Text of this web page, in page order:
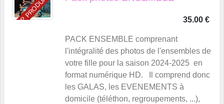
TOP PRODUIT 35.00 €
PACK ENSEMBLE comprenant
l'intégralité des photos de l'ensembles de
votre fille pour la saison 2024-2025 en
format numérique HD. Il comprend donc
les GALAS, les EVENEMENTS à
domicile (téléthon, regroupements, ...),